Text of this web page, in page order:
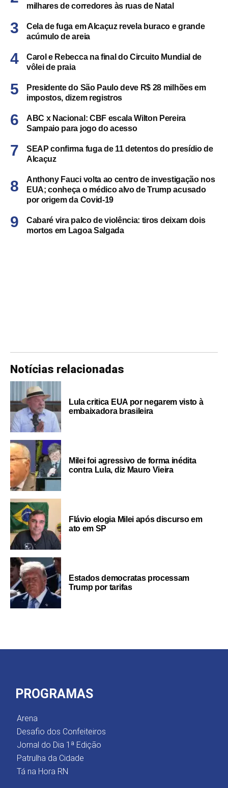
milhares de corredores às ruas de Natal
Cela de fuga em Alcaçuz revela buraco e grande
acúmulo de areia
Carol e Rebecca na final do Circuito Mundial de
vôlei de praia
Presidente do São Paulo deve R$ 28 milhões em
impostos, dizem registros
ABC x Nacional: CBF escala Wilton Pereira
Sampaio para jogo do acesso
SEAP confirma fuga de 11 detentos do presídio de
Alcaçuz
Anthony Fauci volta ao centro de investigação nos
EUA; conheça o médico alvo de Trump acusado
por origem da Covid-19
Cabaré vira palco de violência: tiros deixam dois
mortos em Lagoa Salgada
Notícias relacionadas
Lula critica EUA por negarem visto à
embaixadora brasileira
Milei foi agressivo de forma inédita
contra Lula, diz Mauro Vieira
Flávio elogia Milei após discurso em
ato em SP
Estados democratas processam
Trump por tarifas
PROGRAMAS
Arena
Desafio dos Confeiteiros
Jornal do Dia 1ª Edição
Patrulha da Cidade
Tá na Hora RN